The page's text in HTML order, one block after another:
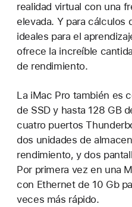
realidad virtual con una
elevada. Y para cálculos
ideales para el
ofrece la increíble
de rendimiento.
La iMac Pro también es
de SSD y hasta 128 GB
cuatro puertos
dos unidades de
rendimiento, y dos
Por primera vez en una
con Ethernet de 10 Gb
veces más rápido.